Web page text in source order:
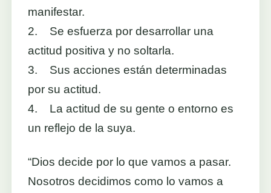
manifestar.
2. Se esfuerza por desarrollar una
actitud positiva y no soltarla.
3. Sus acciones están determinadas
por su actitud.
4. La actitud de su gente o entorno es
un reflejo de la suya.
“Dios decide por lo que vamos a pasar.
Nosotros decidimos como lo vamos a